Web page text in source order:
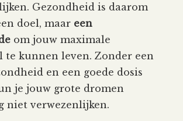
Gezondheid is daarom
doel, maar een
om jouw maximale
te kunnen leven. Zonder een
en een goede dosis
je jouw grote dromen
niet verwezenlijken.